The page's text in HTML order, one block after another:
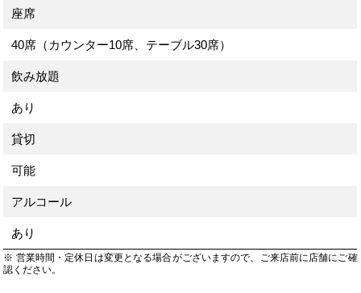
座席
40席（カウンター10席、テーブル30席）
飲み放題
あり
貸切
可能
アルコール
あり
※ 営業時間・定休日は変更となる場合がございますので、ご来店前に店舗にご確
認ください。